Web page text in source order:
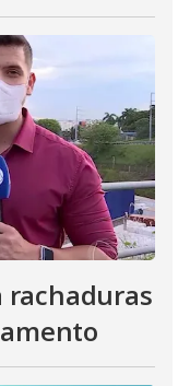
rachaduras